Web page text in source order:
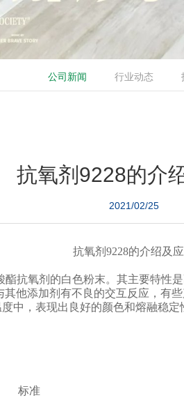
公司新闻 行业动态
抗氧剂9228的介
2021/02/25
抗氧剂9228的介绍及
抗氧剂的白色粉末。其主要特性
他添加剂有不良的交互反应，有
中，表现出良好的颜色和熔融稳定
标准